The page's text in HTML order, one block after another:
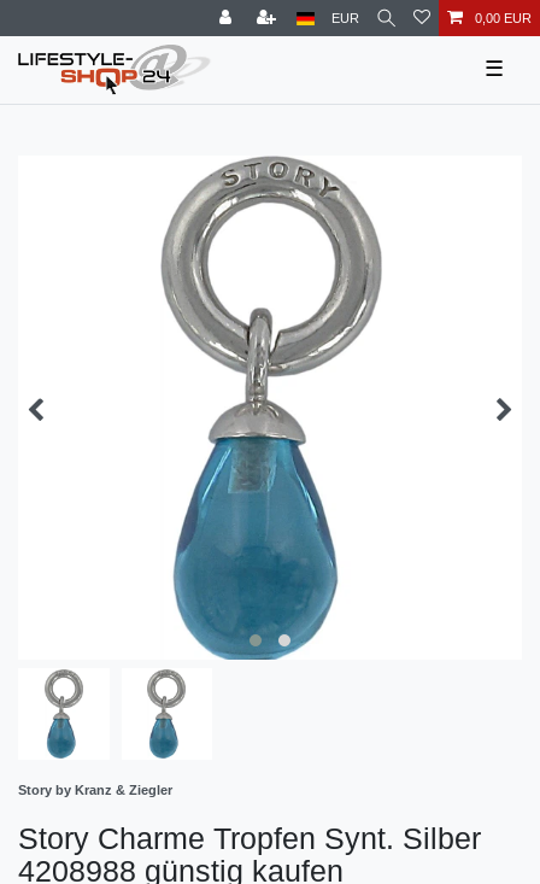
EUR 0,00 EUR
☰
Story by Kranz & Ziegler
Story Charme Tropfen Synt. Silber
4208988 günstig kaufen